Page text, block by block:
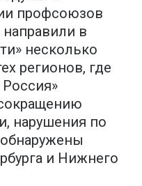
профсоюзов
в
несколько
регионов, где
нарушения по
и Нижнего